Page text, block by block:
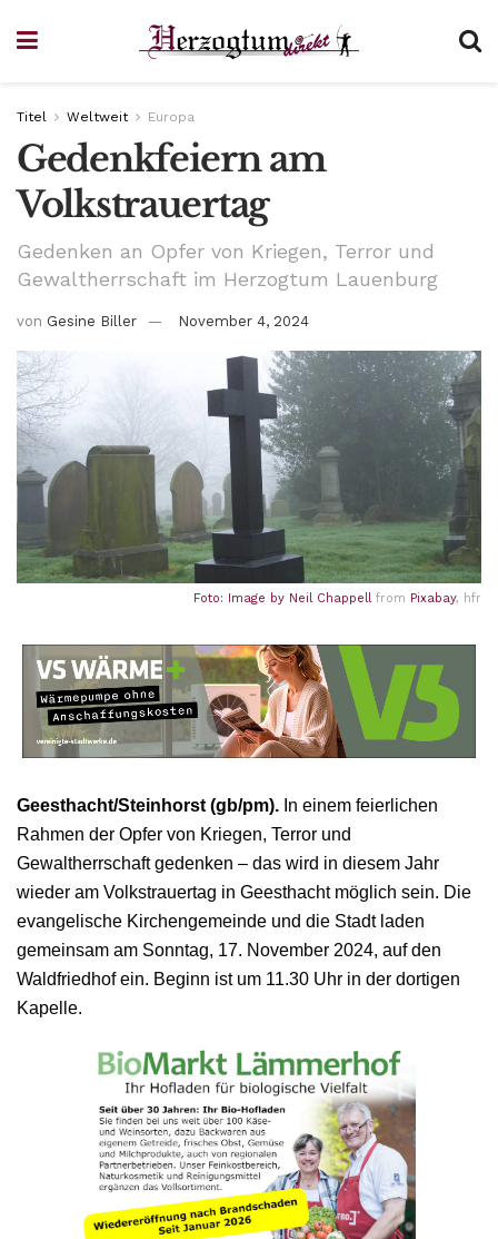
Titel Weltweit Europa
Gedenkfeiern am
Volkstrauertag
Gedenken an Opfer von Kriegen, Terror und
Gewaltherrschaft im Herzogtum Lauenburg
von Gesine Biller November 4, 2024
Foto: Image by Neil Chappellfrom Pixabay, hfr
Geesthacht/Steinhorst (gb/pm). In einem feierlichen
Rahmen der Opfer von Kriegen, Terror und
Gewaltherrschaft gedenken – das wird in diesem Jahr
wieder am Volkstrauertag in Geesthacht möglich sein. Die
evangelische Kirchengemeinde und die Stadt laden
gemeinsam am Sonntag, 17. November 2024, auf den
Waldfriedhof ein. Beginn ist um 11.30 Uhr in der dortigen
Kapelle.